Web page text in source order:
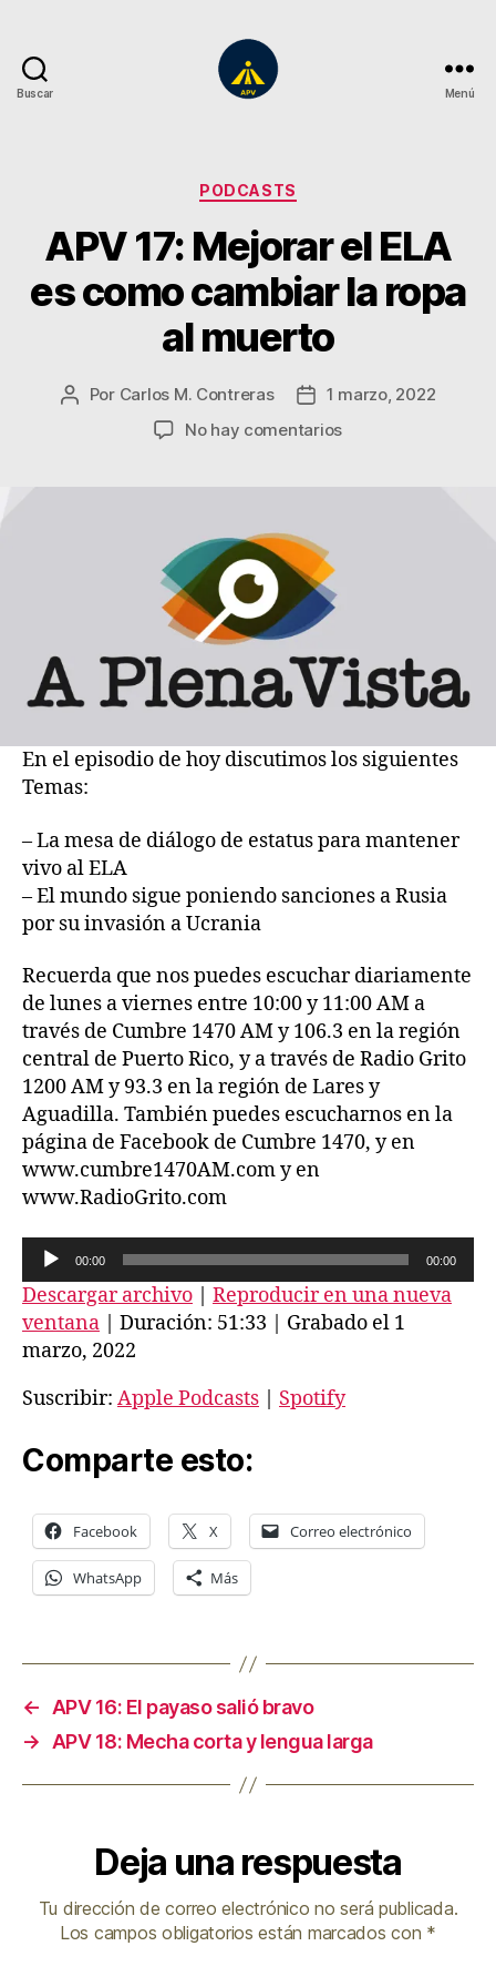
Buscar Menú
Categorías
PODCASTS
APV 17: Mejorar el ELA
es como cambiar la ropa
al muerto
Autor
Por Carlos M. Contreras
Fecha
de
1 marzo, 2022
No hay comentariosen
ropa
al
En el episodio de hoy discutimos los siguientes
Temas:
– La mesa de diálogo de estatus para mantener
vivo al ELA
– El mundo sigue poniendo sanciones a Rusia
por su invasión a Ucrania
Recuerda que nos puedes escuchar diariamente
de lunes a viernes entre 10:00 y 11:00 AM a
través de Cumbre 1470 AM y 106.3 en la región
central de Puerto Rico, y a través de Radio Grito
1200 AM y 93.3 en la región de Lares y
Aguadilla. También puedes escucharnos en la
página de Facebook de Cumbre 1470, y en
www.cumbre1470AM.com y en
www.RadioGrito.com
e
p
r
d
c
u
d
00:00 00:00
Descargar archivo | Reproducir en una nueva
ventana | Duración: 51:33 | Grabado el 1
marzo, 2022
Suscribir: Apple Podcasts | Spotify
Comparte esto:
Facebook X Correo electrónico
WhatsApp Más
← APV 16: El payaso salió bravo
→ APV 18: Mecha corta y lengua larga
Deja una respuesta
Tu dirección de correo electrónico no será publicada.
Los campos obligatorios están marcados con *